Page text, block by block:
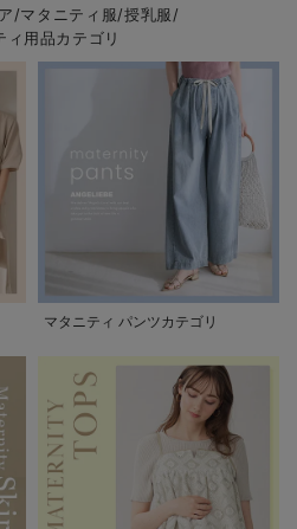
/マタニティ服/授乳服/
ィ用品カテゴリ
マタニティ パンツカテゴリ